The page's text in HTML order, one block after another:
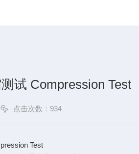
试 Compression Test
点击次数：934
Test